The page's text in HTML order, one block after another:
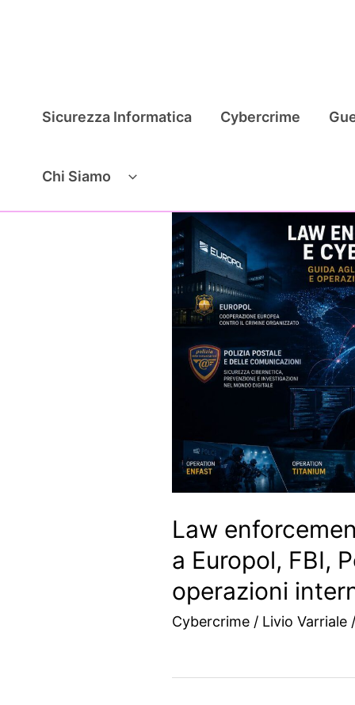
Sicurezza Informatica Cybercrime
Chi Siamo
Law
a Europol, FBI,
operazioni
Cybercrime / Livio Varriale